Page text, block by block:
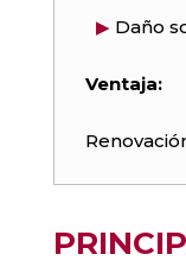
▶Daño
Ventaja: